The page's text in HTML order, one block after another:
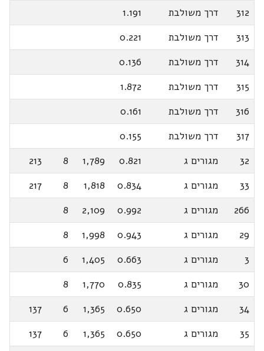
312
דרך משולבת
1.191
313
דרך משולבת
0.221
314
דרך משולבת
0.136
315
דרך משולבת
1.872
316
דרך משולבת
0.161
317
דרך משולבת
0.155
32
מגורים ג 0.821
1,789
8
213
33
מגורים ג 0.834
1,818
8
217
266
מגורים ג 0.992
2,109
8
29
מגורים ג 0.943
1,998
8
3
מגורים ג 0.663
1,405
6
30
מגורים ג 0.835
1,770
8
34
מגורים ג 0.650
1,365
6
137
35
מגורים ג 0.650
1,365
6
137